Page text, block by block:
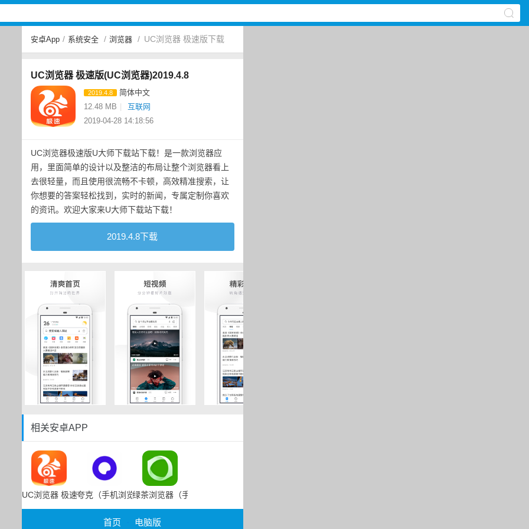
安卓App / 系统安全 / 浏览器 / UC浏览器 极速版下载
UC浏览器 极速版(UC浏览器)2019.4.8
2019.4.8
简体中文
12.48 MB
互联网
2019-04-28 14:18:56
UC浏览器极速版U大师下载站下载！是一款浏览器应
用，里面简单的设计以及整洁的布局让整个浏览器看上
去很轻量，而且使用很流畅不卡顿，高效精准搜索，让
你想要的答案轻松找到，实时的新闻，专属定制你喜欢
的资讯。欢迎大家来U大师下载站下载！
2019.4.8下载
相关安卓APP
UC浏览器 极速版夸克（手机浏览器app）绿茶浏览器（手机浏览器）
首页 电脑版